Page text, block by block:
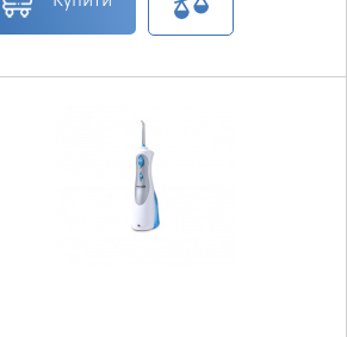
догляд за яснами за